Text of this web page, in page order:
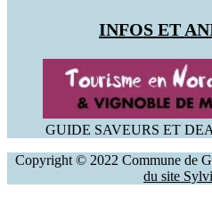
INFOS ET
GUIDE SAVEURS ET
Copyright © 2022 Commune de
du site